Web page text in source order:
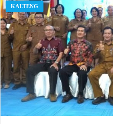
KALTENG